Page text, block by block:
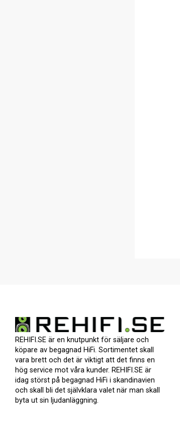
REHIFI.SE är en knutpunkt för säljare och
köpare av begagnad HiFi. Sortimentet skall
vara brett och det är viktigt att det finns en
hög service mot våra kunder. REHIFI.SE är
idag störst på begagnad HiFi i skandinavien
och skall bli det självklara valet när man skall
byta ut sin ljudanläggning.